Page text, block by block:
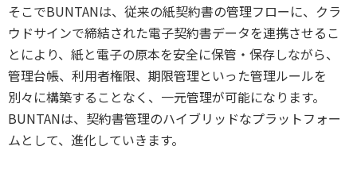
そこでBUNTANは、従来の紙契約書の管理フローに、クラ
ウドサインで締結された電子契約書データを連携させるこ
とにより、紙と電子の原本を安全に保管・保存しながら、
管理台帳、利用者権限、期限管理といった管理ルールを
別々に構築することなく、一元管理が可能になります。
BUNTANは、契約書管理のハイブリッドなプラットフォー
ムとして、進化していきます。